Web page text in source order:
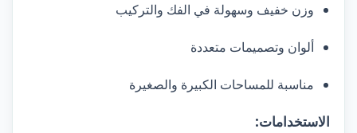
وزن خفيف وسهولة في الفك والتركيب
ألوان وتصميمات متعددة
مناسبة للمساحات الكبيرة والصغيرة
الاستخدامات: